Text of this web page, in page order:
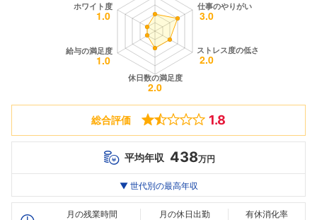
総合評価 1.8
平均年収 438万円
最高年収
20代
438万
30代
--万
--万
▼ 世代別の最高年収
月の残業時間 月の休日出勤 有休消化率